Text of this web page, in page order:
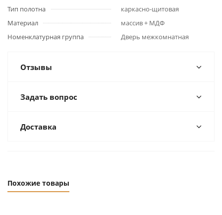
Тип полотна
каркасно-щитовая
Материал
массив + МДФ
Номенклатурная группа
Дверь межкомнатная
Отзывы
Задать вопрос
Доставка
Похожие товары